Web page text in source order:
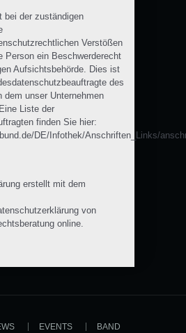
bei der zuständigen
Verstößen
Person ein Beschwerderecht
Aufsichtsbehörde. Dies ist
des
dem unser Unternehmen
Liste der
finden Sie hier:
DE/Infothek/Anschriften_Links/
erstellt mit dem
von
online.
EVENTS
BAND